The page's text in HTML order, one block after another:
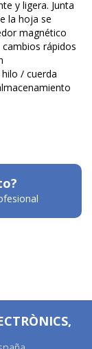
y ligera. Junta
la hoja se
magnético
rápidos
/ cuerda